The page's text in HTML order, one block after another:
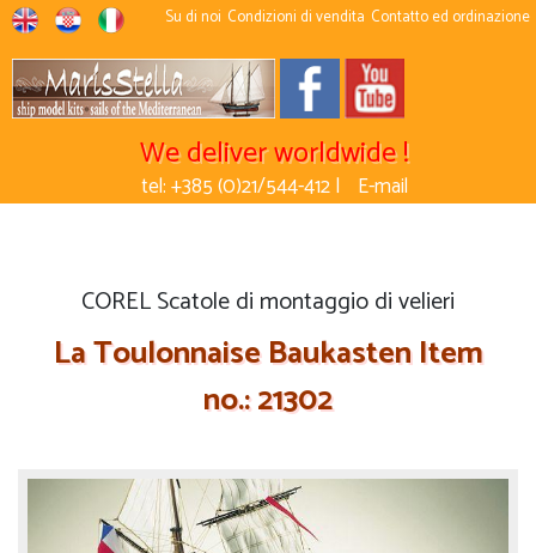
Su di noi Condizioni di vendita Contatto ed ordinazione
We deliver worldwide !
tel: +385 (0)21/544-412 | E-mail
COREL Scatole di montaggio di velieri
La Toulonnaise Baukasten Item
no.: 21302